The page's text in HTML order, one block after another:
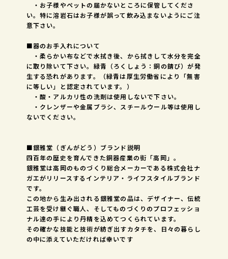
・お子様やペットの届かないところに保管してくださ
い。特に溶岩石はお子様が誤って飲み込まないようにご注
意下さい。
■器のお手入れについて
・柔らかい布などで水拭き後、から拭きして水分を完全
に取り除いて下さい。緑青（ろくしょう：銅の錆び）が発
生する恐れがあります。（緑青は厚生労働省により「無害
に等しい」と認定されています。）
・酸・アルカリ性の洗剤は使用しないで下さい。
・クレンザーや金属ブラシ、スチールウール等は使用し
ないでください。
■銀雅堂（ぎんがどう）ブランド説明
四百年の歴史を育んできた銅器産業の街「高岡」。
銀雅堂は高岡のものづくり総合メーカーである株式会社ナ
ガエがリリースするインテリア・ライフスタイルブランド
です。
この地から生み出される銀雅堂の品は、デザイナー、伝統
工芸を受け継ぐ職人、そしてものづくりのプロフェッショ
ナル達の手により丹精を込めてつくられています。
その確かな技能と技術が紡ぎ出すカタチを、日々の暮らし
の中に添えていただければ幸いです